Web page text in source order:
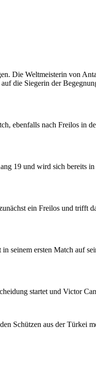
Die Weltmeisterin von
die Siegerin der
ebenfalls nach Freilos in
19 und wird sich bereits
ein Freilos und trifft
seinem ersten Match auf
startet und Victor
Schützen aus der Türkei